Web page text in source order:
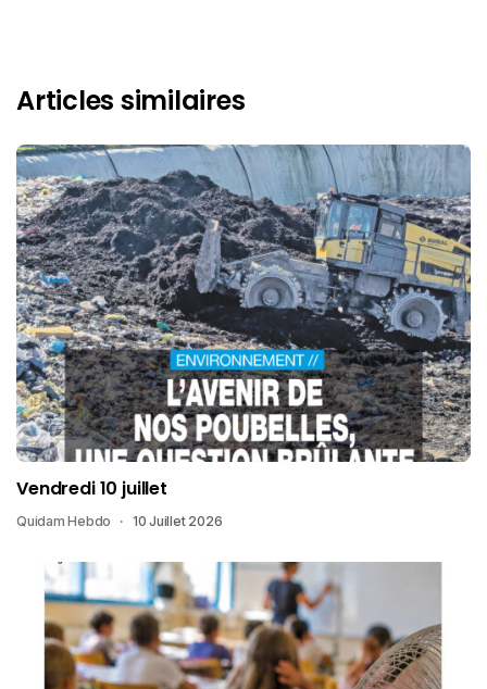
Articles similaires
Vendredi 10 juillet
Quidam Hebdo 10 Juillet 2026